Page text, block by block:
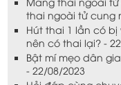
thai ngoài tử cung
Hút thai 1 lần có bị
nên có thai lại? -
Bật mí mẹo dân
- 22/08/2023